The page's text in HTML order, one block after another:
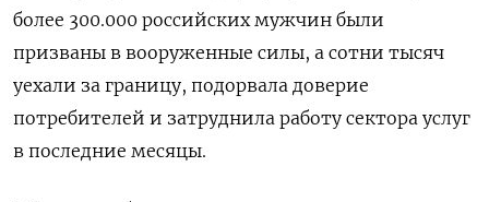
более 300.000 российских мужчин были
призваны в вооруженные силы, а сотни тысяч
уехали за границу, подорвала доверие
потребителей и затруднила работу сектора услуг
в последние месяцы.